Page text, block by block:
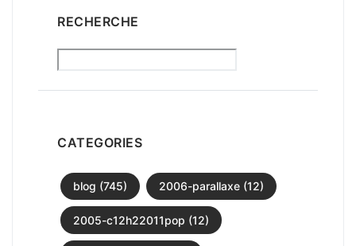
RECHERCHE
CATEGORIES
blog (745) 2006-parallaxe (12)
2005-c12h22011pop (12)